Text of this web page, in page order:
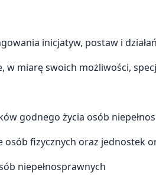
inicjatyw, postaw i
w miarę swoich możliwości,
godnego życia osób
fizycznych oraz jednostek
niepełnosprawnych